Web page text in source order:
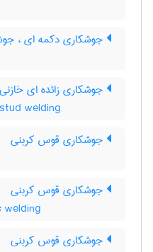
جوشکاری دکمه ای ،
جوشکاری زائده ای خازنی
welding
جوشکاری قوس کربنی
جوشکاری قوس کربنی
جوشکاری قوس کربنی